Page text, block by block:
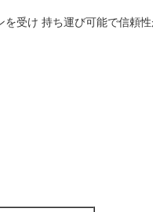
受け 持ち運び可能で信頼